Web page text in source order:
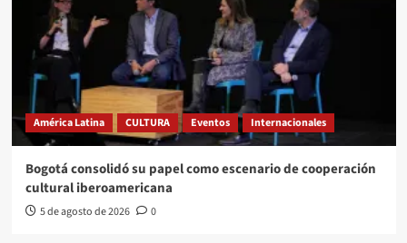
América Latina CULTURA Eventos Internacionales
Bogotá consolidó su papel como escenario de cooperación
cultural iberoamericana
5 de agosto de 2026 0